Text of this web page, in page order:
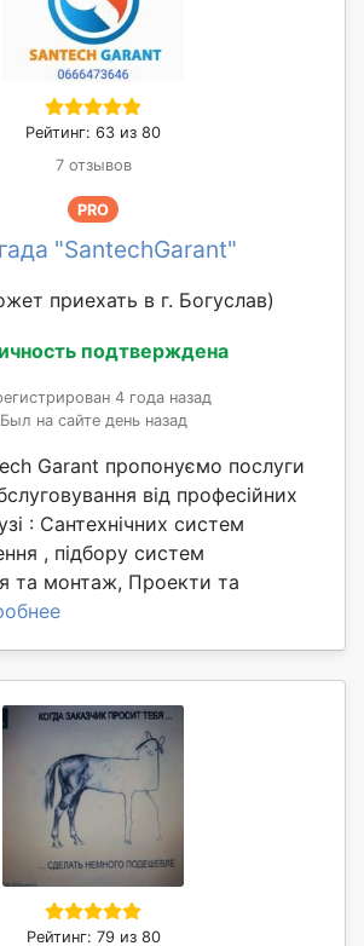
Рейтинг: 63 из 80
7 отзывов
PRO
"SantechGarant"
приехать в г. Богуслав)
подтверждена
4 года назад
Был на сайте день назад
Garant пропонуємо послуги
від професійних
: Сантехнічних систем
, підбору систем
та монтаж, Проекти та
Рейтинг: 79 из 80